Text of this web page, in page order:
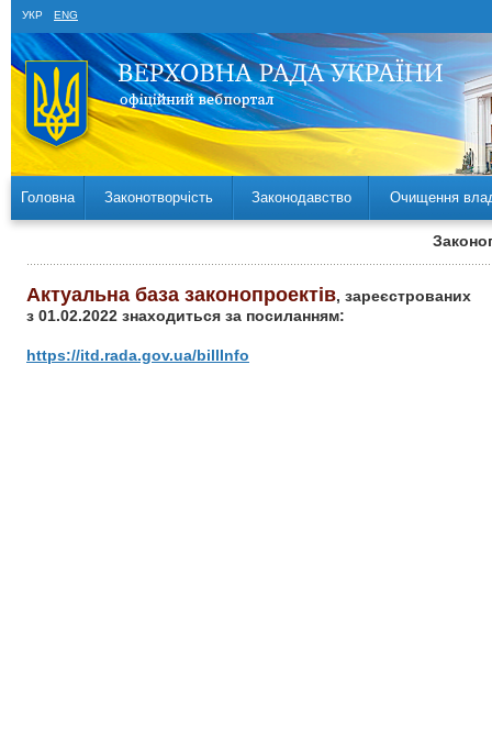
УКР ENG
Головна Законотворчість Законодавство Очищення
Актуальна база законопроектів, зареєстрованих
з 01.02.2022 знаходиться за посиланням:
https://itd.rada.gov.ua/billInfo